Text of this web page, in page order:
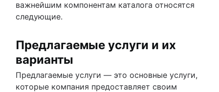
важнейшим компонентам каталога относятся
следующие.
Предлагаемые услуги и их
варианты
Предлагаемые услуги — это основные услуги,
которые компания предоставляет своим